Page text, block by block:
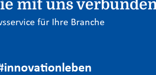
mit uns
für Ihre Branche